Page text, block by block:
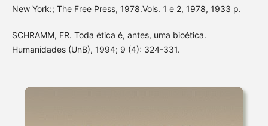
New York:; The Free Press, 1978.Vols. 1 e 2, 1978, 1933 p.
SCHRAMM, FR. Toda ética é, antes, uma bioética.
Humanidades (UnB), 1994; 9 (4): 324-331.